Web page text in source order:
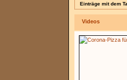
Einträge mit dem
Videos